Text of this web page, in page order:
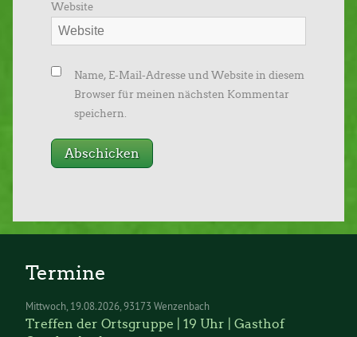
Website
Name, E-Mail-Adresse und Website in diesem
Browser für meinen nächsten Kommentar
speichern.
Termine
Mittwoch 19.08.2026 93173 Wenzenbach
Treffen der Ortsgruppe | 19 Uhr | Gasthof